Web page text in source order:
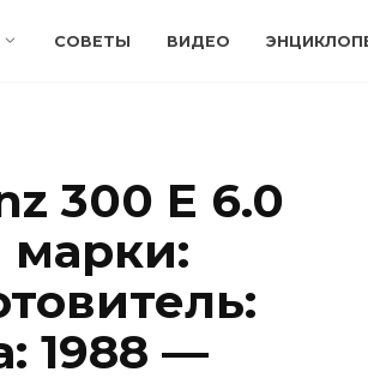
СОВЕТЫ ВИДЕО
300 E 6.0
марки:
1988 —